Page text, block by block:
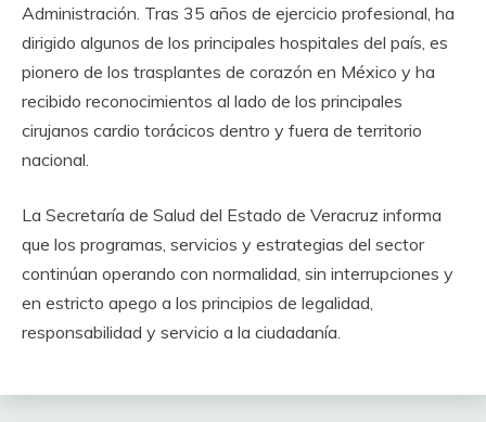
Administración. Tras 35 años de ejercicio profesional, ha
dirigido algunos de los principales hospitales del país, es
pionero de los trasplantes de corazón en México y ha
recibido reconocimientos al lado de los principales
cirujanos cardio torácicos dentro y fuera de territorio
nacional.
La Secretaría de Salud del Estado de Veracruz informa
que los programas, servicios y estrategias del sector
continúan operando con normalidad, sin interrupciones y
en estricto apego a los principios de legalidad,
responsabilidad y servicio a la ciudadanía.